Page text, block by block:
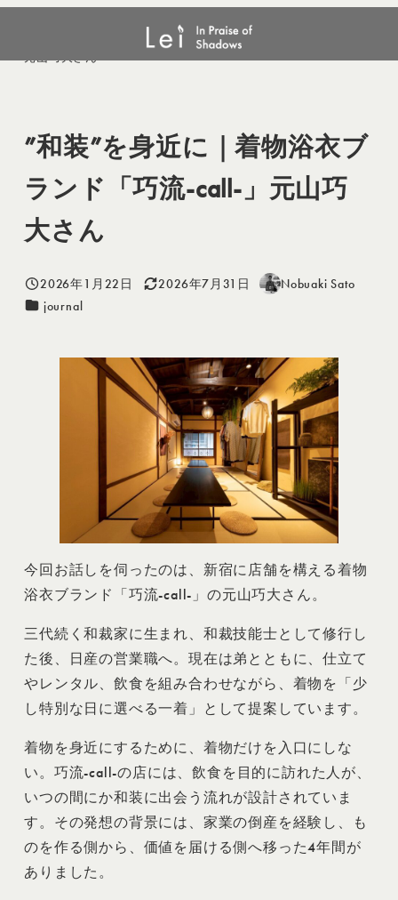
”和装”を身近に｜着物浴衣ブランド「巧流-call-」
元山巧大さん
”和装”を身近に｜着物浴衣ブ
ランド「巧流-call-」元山巧
大さん
投稿日
2026年1月22日
更新日
2026年7月31日
著
Nobuaki Sato
カテゴリー
journal
今回お話しを伺ったのは、新宿に店舗を構える着物
浴衣ブランド「巧流-call-」の元山巧大さん。
三代続く和裁家に生まれ、和裁技能士として修行し
た後、日産の営業職へ。現在は弟とともに、仕立て
やレンタル、飲食を組み合わせながら、着物を「少
し特別な日に選べる一着」として提案しています。
着物を身近にするために、着物だけを入口にしな
い。巧流-call-の店には、飲食を目的に訪れた人が、
いつの間にか和装に出会う流れが設計されていま
す。その発想の背景には、家業の倒産を経験し、も
のを作る側から、価値を届ける側へ移った4年間が
ありました。